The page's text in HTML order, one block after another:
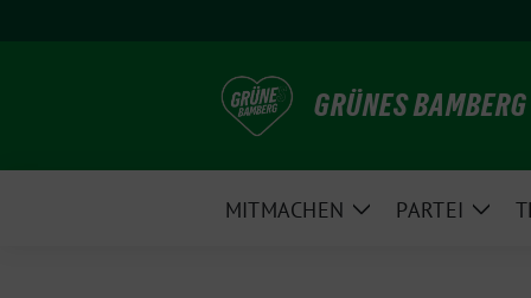
GRÜNES BAMBERG
MITMACHEN
ZeigePARTEI